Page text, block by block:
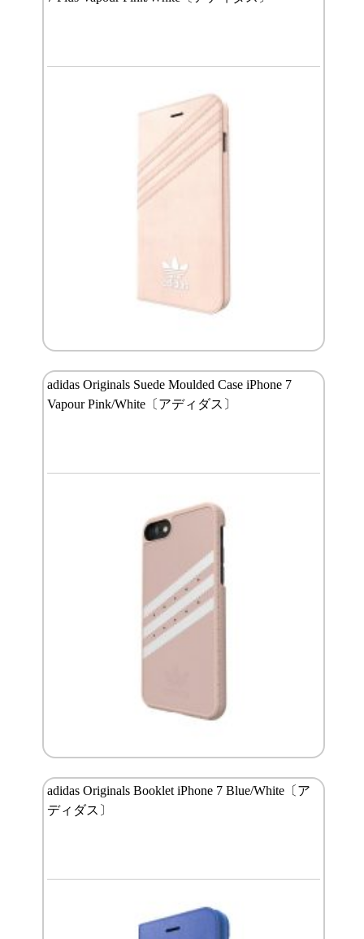
adidas Originals Suede Moulded Case iPhone 7
Vapour Pink/White〔アディダス〕
adidas Originals Booklet iPhone 7 Blue/White〔ア
ディダス〕